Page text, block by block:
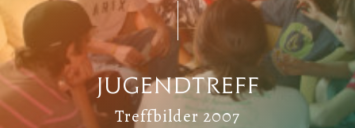
Jugendtreff
Treffbilder 2007